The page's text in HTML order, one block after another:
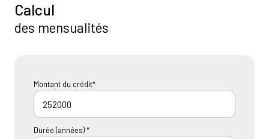
Calcul
des mensualités
Montant du crédit*
Durée (années) *